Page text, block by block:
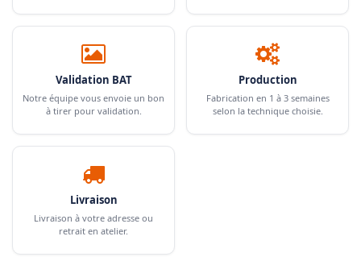
Validation BAT
Notre équipe vous envoie un bon
à tirer pour validation.
Production
Fabrication en 1 à 3 semaines
selon la technique choisie.
Livraison
Livraison à votre adresse ou
retrait en atelier.